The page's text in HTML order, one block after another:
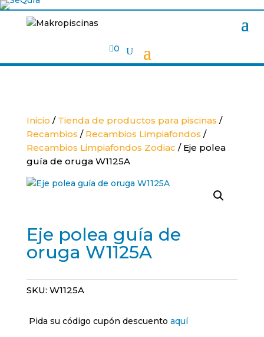
0
Inicio / Tienda de productos para piscinas /
Recambios / Recambios Limpiafondos /
Recambios Limpiafondos Zodiac / Eje polea
guía de oruga W1125A
Eje polea guía de
oruga W1125A
SKU: W1125A
Pida su código cupón descuento aquí